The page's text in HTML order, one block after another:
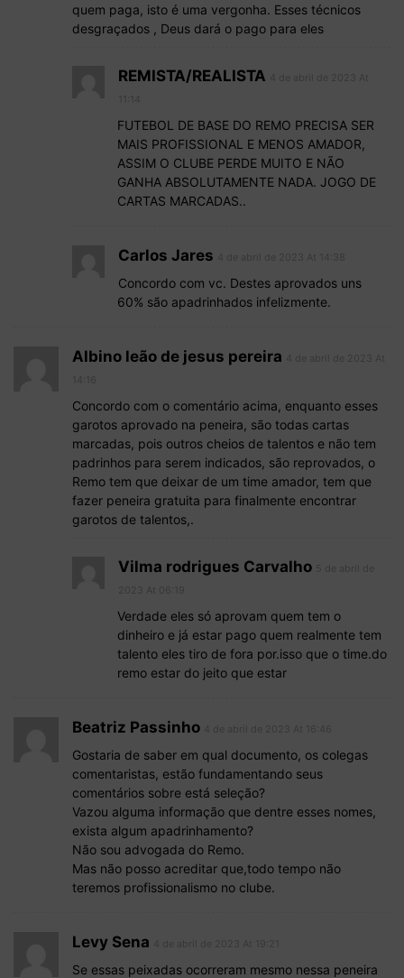
quem paga, isto é uma vergonha. Esses técnicos
desgraçados , Deus dará o pago para eles
REMISTA/REALISTA
FUTEBOL DE BASE DO REMO PRECISA SER
MAIS PROFISSIONAL E MENOS AMADOR,
ASSIM O CLUBE PERDE MUITO E NÃO
GANHA ABSOLUTAMENTE NADA. JOGO DE
CARTAS MARCADAS..
Carlos Jares
Concordo com vc. Destes aprovados uns
60% são apadrinhados infelizmente.
Albino leão de jesus pereira
Concordo com o comentário acima, enquanto esses
garotos aprovado na peneira, são todas cartas
marcadas, pois outros cheios de talentos e não tem
padrinhos para serem indicados, são reprovados, o
Remo tem que deixar de um time amador, tem que
fazer peneira gratuita para finalmente encontrar
garotos de talentos,.
Vilma rodrigues Carvalho
Verdade eles só aprovam quem tem o
dinheiro e já estar pago quem realmente tem
talento eles tiro de fora por.isso que o time.do
remo estar do jeito que estar
Beatriz Passinho
Gostaria de saber em qual documento, os colegas
comentaristas, estão fundamentando seus
comentários sobre está seleção?
Vazou alguma informação que dentre esses nomes,
exista algum apadrinhamento?
Não sou advogada do Remo.
Mas não posso acreditar que,todo tempo não
teremos profissionalismo no clube.
Levy Sena
Se essas peixadas ocorreram mesmo nessa peneira